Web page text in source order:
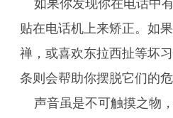
如果你发现你在电话中
贴在电话机上来矫正。如
禅，或喜欢东拉西扯等坏
条则会帮助你摆脱它们的危
声音虽是不可触摸之物